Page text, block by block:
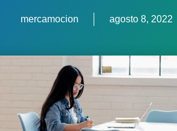
mercamocion agosto 8, 2022